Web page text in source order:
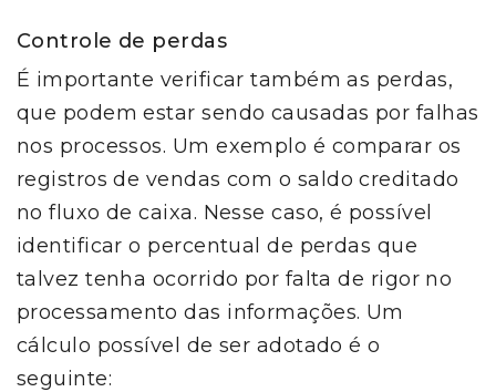
Controle de perdas
É importante verificar também as perdas,
que podem estar sendo causadas por falhas
nos processos. Um exemplo é comparar os
registros de vendas com o saldo creditado
no fluxo de caixa. Nesse caso, é possível
identificar o percentual de perdas que
talvez tenha ocorrido por falta de rigor no
processamento das informações. Um
cálculo possível de ser adotado é o
seguinte: